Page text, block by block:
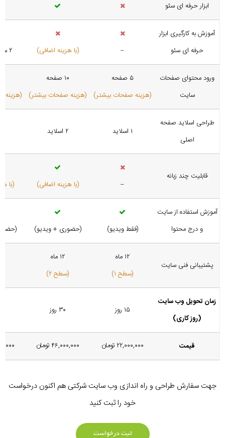
ابزار حرفه ای سئو
آموزش به کارگیری ابزار
حرفه ای سئو
– (با هزینه اضافی) ۲ ساعت رایگان
ورود محتوای صفحات
سایت
۵ صفحه
(هزینه صفحات بیشتر)
۱۰ صفحه
(هزینه صفحات بیشتر)
(هزینه
طراحی اسلاید صفحه
اصلی
۱ اسلاید ۲ اسلاید
قابلیت چند زبانه
– (با هزینه اضافی) (با
آموزش استفاده از سایت
و درج محتوا
(فقط ویدیو) (حضوری + ویدیو)
پشتیبانی فنی سایت
۱۲ ماه
(سطح ۱)
۱۲ ماه
(سطح ۲)
زمان تحویل وب سایت
(روز کاری)
۱۵ روز ۳۰ روز
قیمت ۲۲,۰۰۰,۰۰۰ تومان ۴۶,۰۰۰,۰۰۰ تومان
جهت سفارش طراحی و راه اندازی وب سایت شرکتی هم اکنون درخواست
خود را ثبت کنید
ثبت درخواست